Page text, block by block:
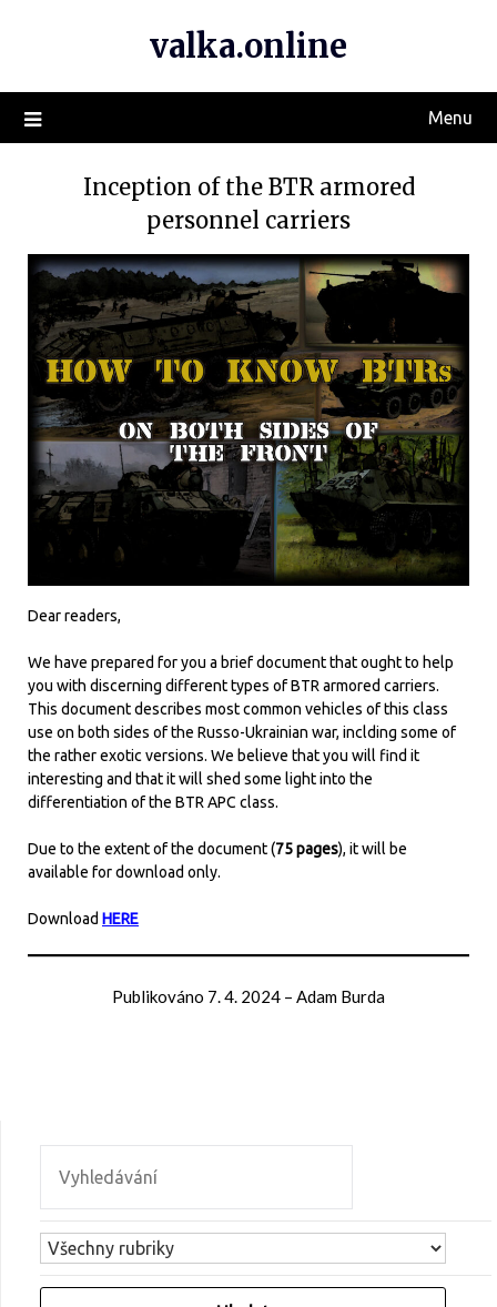
valka.online
Menu
Inception of the BTR armored
personnel carriers
Dear readers,
We have prepared for you a brief document that ought to help
you with discerning different types of BTR armored carriers.
This document describes most common vehicles of this class
use on both sides of the Russo-Ukrainian war, inclding some of
the rather exotic versions. We believe that you will find it
interesting and that it will shed some light into the
differentiation of the BTR APC class.
Due to the extent of the document (75 pages), it will be
available for download only.
Download HERE
Publikováno 7. 4. 2024 – Adam Burda